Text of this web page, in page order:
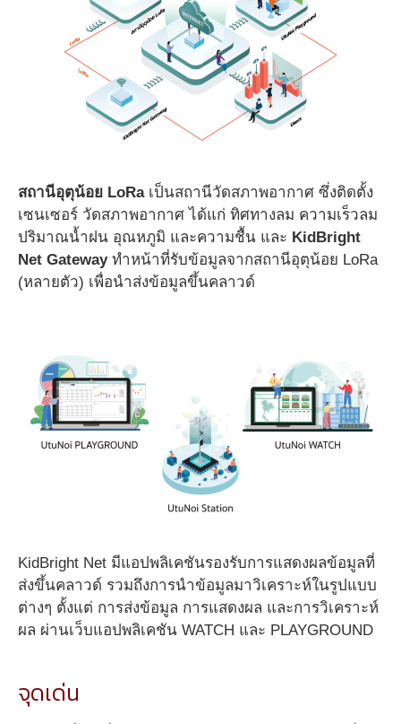
สถานีอุตุน้อย LoRaเป็นสถานีวัดสภาพอากาศ ซึ่งติดตั้ง
เซนเซอร์ วัดสภาพอากาศ ได้แก่ ทิศทางลม ความเร็วลม
ปริมาณน้ำฝน อุณหภูมิ และความชื้น และ KidBright
Net Gatewayทำหน้าที่รับข้อมูลจากสถานีอุตุน้อย LoRa
(หลายตัว) เพื่อนำส่งข้อมูลขึ้นคลาวด์
KidBright Net มีแอปพลิเคชันรองรับการแสดงผลข้อมูลที่
ส่งขึ้นคลาวด์ รวมถึงการนำข้อมูลมาวิเคราะห์ในรูปแบบ
ต่างๆ ตั้งแต่ การส่งข้อมูล การแสดงผล และการวิเคราะห์
ผล ผ่านเว็บแอปพลิเคชัน WATCH และ PLAYGROUND
จุดเด่น